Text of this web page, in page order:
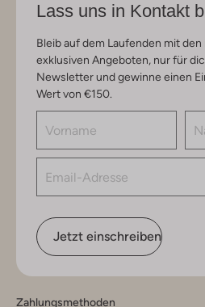
Lass uns in Kontakt
Bleib auf dem Laufenden mit
exklusiven Angeboten, nur für
Newsletter und gewinne einen
Wert von €150.
Jetzt einschreiben
Zahlungsmethoden